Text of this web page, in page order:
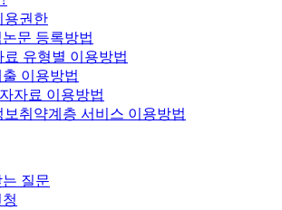
용권한
문 등록방법
료 유형별 이용방법
이용방법
자료 이용방법
보취약계층 서비스 이용방법
질문